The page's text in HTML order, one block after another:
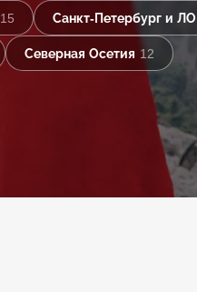
15 Санкт-Петербург и ЛО
Северная Осетия 12